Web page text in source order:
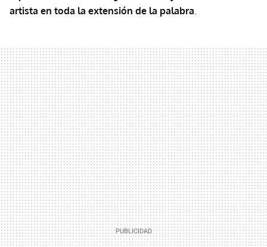
artista en toda la extensión de la palabra.